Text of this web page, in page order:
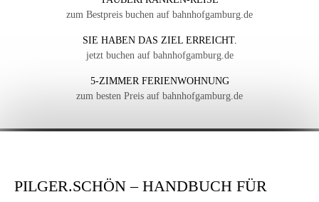
zum Bestpreis buchen auf bahnhofgamburg.de
SIE HABEN DAS ZIEL ERREICHT.
jetzt buchen auf bahnhofgamburg.de
5-ZIMMER FERIENWOHNUNG
zum besten Preis auf bahnhofgamburg.de
PILGER.SCHÖN – HANDBUCH FÜR